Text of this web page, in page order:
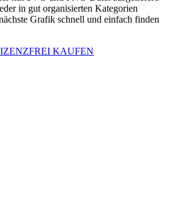
in gut organisierten Kategorien
Grafik schnell und einfach finden
KAUFEN